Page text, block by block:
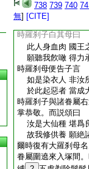
738 739 740
無] [CITE]
大仙幢相衣 智者
若能修供養 必斷
時羅刹子白其母曰
此人身血肉 國王
願聽我飮噉 得力
時羅刹母便告子言
如是染衣人 非汝
於此起惡者 當成
時羅刹子與諸眷屬
掌恭敬。而説頌曰
汝是大仙種 堪爲
故我修供養 願絶
爾時復有大羅刹母
眷屬圍遶來入塚間